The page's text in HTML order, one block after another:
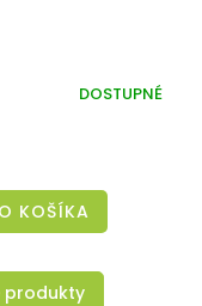
DOSTUPNÉ
KOŠÍKA
produkty